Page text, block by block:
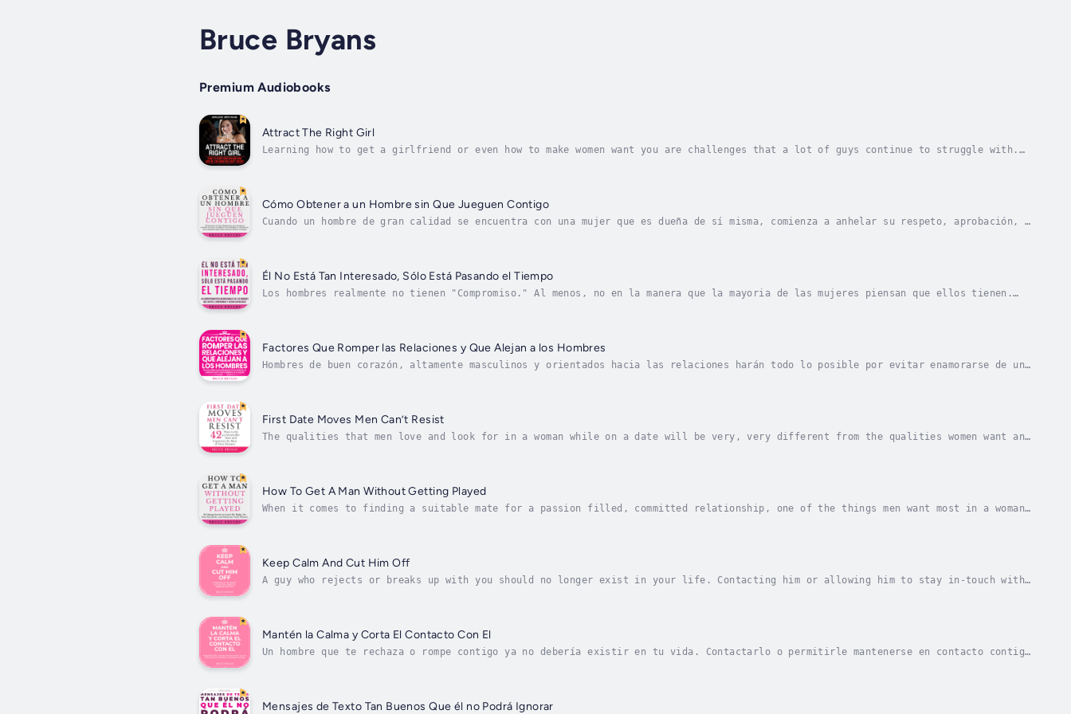
Bruce Bryans
Premium Audiobooks
Attract The Right Girl
Learning how to get a girlfriend or even how to make women want you are challenges that a lot of guys continue to struggle with.
Cómo Obtener a un Hombre sin Que Jueguen Contigo
Cuando un hombre de gran calidad se encuentra con una mujer que es dueña de sí misma, comienza a anhelar su respeto, aprobación, y
Él No Está Tan Interesado, Sólo Está Pasando el Tiempo
Los hombres realmente no tienen "Compromiso." Al menos, no en la manera que la mayoria de las mujeres piensan que ellos tienen.
Factores Que Romper las Relaciones y Que Alejan a los Hombres
Hombres de buen corazón, altamente masculinos y orientados hacia las relaciones harán todo lo posible por evitar enamorarse de una
First Date Moves Men Can’t Resist
The qualities that men love and look for in a woman while on a date will be very, very different from the qualities women want and
How To Get A Man Without Getting Played
When it comes to finding a suitable mate for a passion filled, committed relationship, one of the things men want most in a woman
Keep Calm And Cut Him Off
A guy who rejects or breaks up with you should no longer exist in your life. Contacting him or allowing him to stay in-touch with
Mantén la Calma y Corta El Contacto Con El
Un hombre que te rechaza o rompe contigo ya no debería existir en tu vida. Contactarlo o permitirle mantenerse en contacto contigo
Mensajes de Texto Tan Buenos Que él no Podrá Ignorar